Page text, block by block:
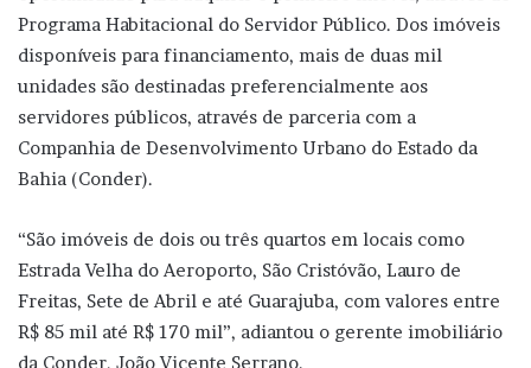
Programa Habitacional do Servidor Público. Dos imóveis
disponíveis para financiamento, mais de duas mil
unidades são destinadas preferencialmente aos
servidores públicos, através de parceria com a
Companhia de Desenvolvimento Urbano do Estado da
Bahia (Conder).
“São imóveis de dois ou três quartos em locais como
Estrada Velha do Aeroporto, São Cristóvão, Lauro de
Freitas, Sete de Abril e até Guarajuba, com valores entre
R$ 85 mil até R$ 170 mil”, adiantou o gerente imobiliário
da Conder, João Vicente Serrano.